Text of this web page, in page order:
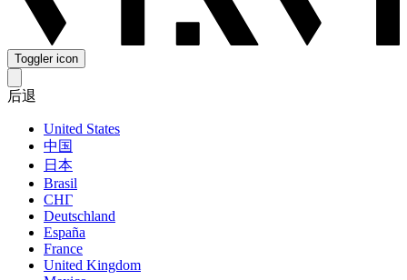
Toggler icon
后退
United States
中国
日本
Brasil
СНГ
Deutschland
España
France
United Kingdom